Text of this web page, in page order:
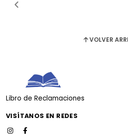
VOLVER
Libro de Reclamaciones
VISÍTANOS EN REDES